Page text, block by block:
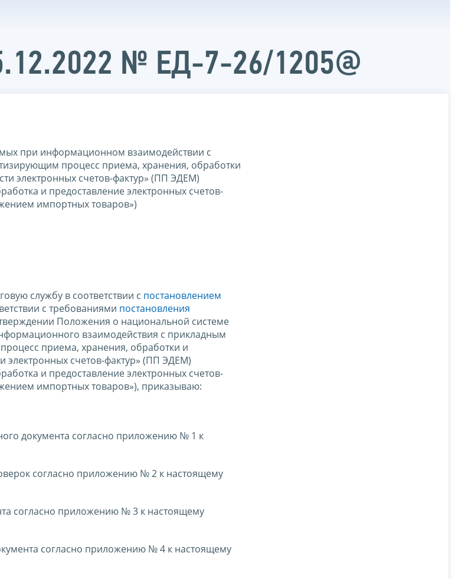
№ ЕД-7-26/1205@
при информационном взаимодействии с
процесс приема, хранения, обработки
электронных счетов-фактур» (ПП ЭДЕМ)
и предоставление электронных счетов-
импортных товаров»)
службу в соответствии с постановлением
с требованиями постановления
Положения о национальной системе
взаимодействия с прикладным
приема, хранения, обработки и
электронных счетов-фактур» (ПП ЭДЕМ)
и предоставление электронных счетов-
импортных товаров»), приказываю:
документа согласно приложению № 1 к
согласно приложению № 2 к настоящему
согласно приложению № 3 к настоящему
согласно приложению № 4 к настоящему